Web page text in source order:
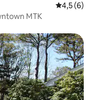
4,5 de
4,5 (6)
MTK